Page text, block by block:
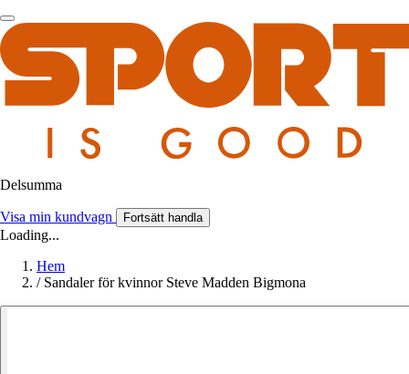
Delsumma
Visa min kundvagn Fortsätt handla
Loading...
Hem
/ Sandaler för kvinnor Steve Madden Bigmona